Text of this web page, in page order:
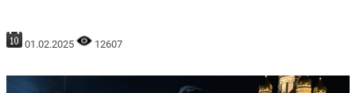
01.02.2025 12607